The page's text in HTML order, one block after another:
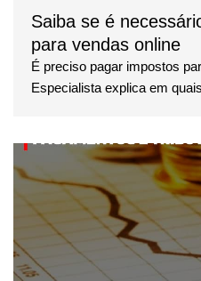
Saiba se é
para vendas online
É preciso pagar impostos
Especialista explica em